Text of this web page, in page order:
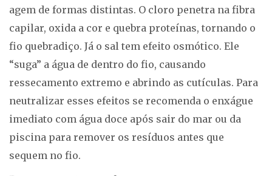
agem de formas distintas. O cloro penetra na fibra
capilar, oxida a cor e quebra proteínas, tornando o
fio quebradiço. Já o sal tem efeito osmótico. Ele
“suga” a água de dentro do fio, causando
ressecamento extremo e abrindo as cutículas. Para
neutralizar esses efeitos se recomenda o enxágue
imediato com água doce após sair do mar ou da
piscina para remover os resíduos antes que
sequem no fio.